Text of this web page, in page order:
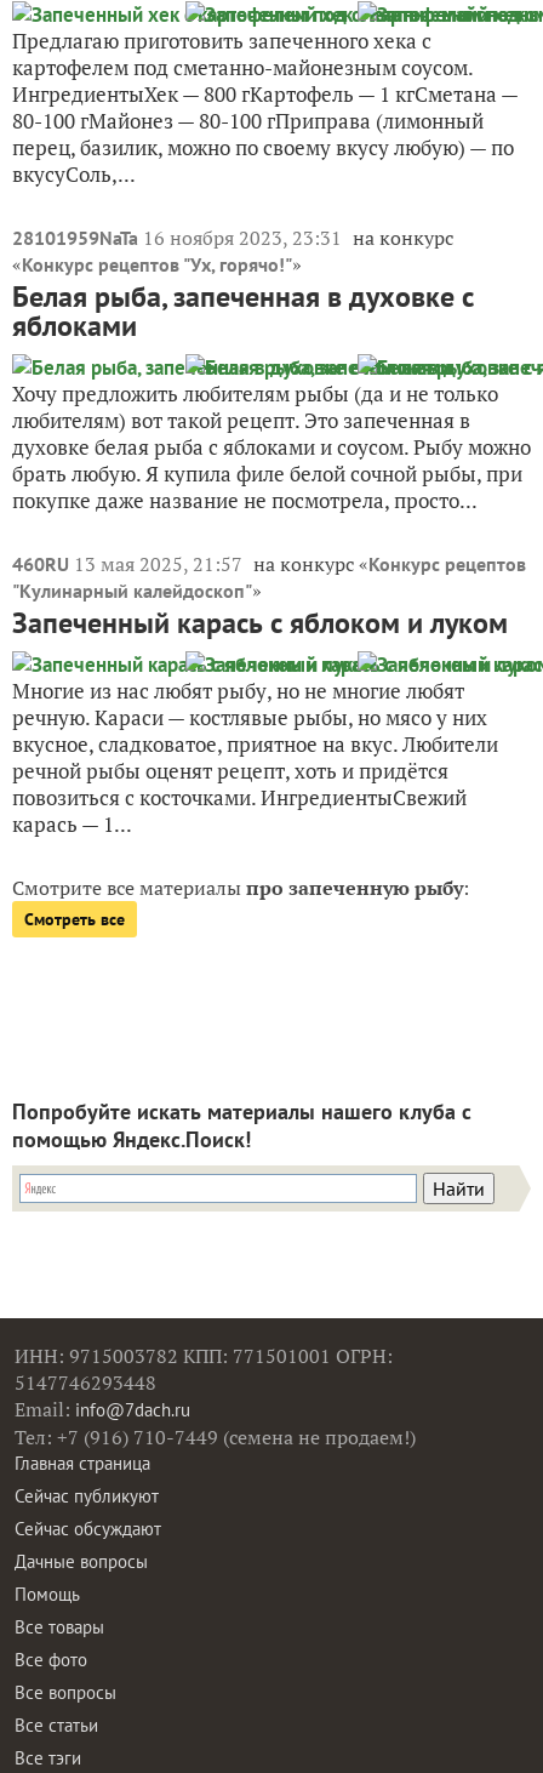
Предлагаю приготовить запеченного хека с
картофелем под сметанно-майонезным соусом.
ИнгредиентыХек — 800 гКартофель — 1 кгСметана —
80-100 гМайонез — 80-100 гПриправа (лимонный
перец, базилик, можно по своему вкусу любую) — по
вкусуСоль,...
28101959NaTa 16 ноября 2023, 23:31 на конкурс
«Конкурс рецептов "Ух, горячо!"»
Белая рыба, запеченная в духовке с
яблоками
Хочу предложить любителям рыбы (да и не только
любителям) вот такой рецепт. Это запеченная в
духовке белая рыба с яблоками и соусом. Рыбу можно
брать любую. Я купила филе белой сочной рыбы, при
покупке даже название не посмотрела, просто...
460RU 13 мая 2025, 21:57 на конкурс «Конкурс рецептов
"Кулинарный калейдоскоп"»
Запеченный карась с яблоком и луком
Многие из нас любят рыбу, но не многие любят
речную. Караси — костлявые рыбы, но мясо у них
вкусное, сладковатое, приятное на вкус. Любители
речной рыбы оценят рецепт, хоть и придётся
повозиться с косточками. ИнгредиентыСвежий
карась — 1...
Смотрите все материалыпро запеченную рыбу:
Смотреть все
Попробуйте искать материалы нашего клуба с
помощью Яндекс.Поиск!
ИНН: 9715003782 КПП: 771501001 ОГРН:
5147746293448
Email: info@7dach.ru
Тел: +7 (916) 710-7449 (семена не продаем!)
Главная страница
Сейчас публикуют
Сейчас обсуждают
Дачные вопросы
Помощь
Все товары
Все фото
Все вопросы
Все статьи
Все тэги